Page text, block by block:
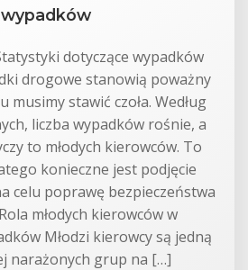
wypadków
dotyczące wypadków
drogowe stanowią poważny
stawić czoła. Według
liczba wypadków rośnie, a
to młodych kierowców. To
konieczne jest podjęcie
celu poprawę bezpieczeństwa
młodych kierowców w
Młodzi kierowcy są jedną
narażonych grup na […]